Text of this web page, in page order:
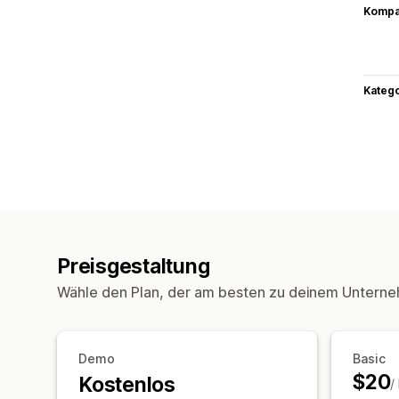
Preisgestaltung
Wähle den Plan, der am besten zu deinem
Demo
Kostenlos
Basic
$20/